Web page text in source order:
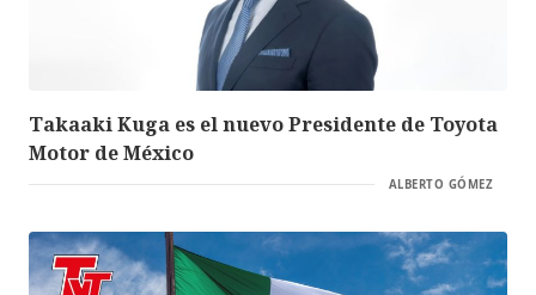
Takaaki Kuga es el nuevo Presidente de Toyota
Motor de México
ALBERTO GÓMEZ